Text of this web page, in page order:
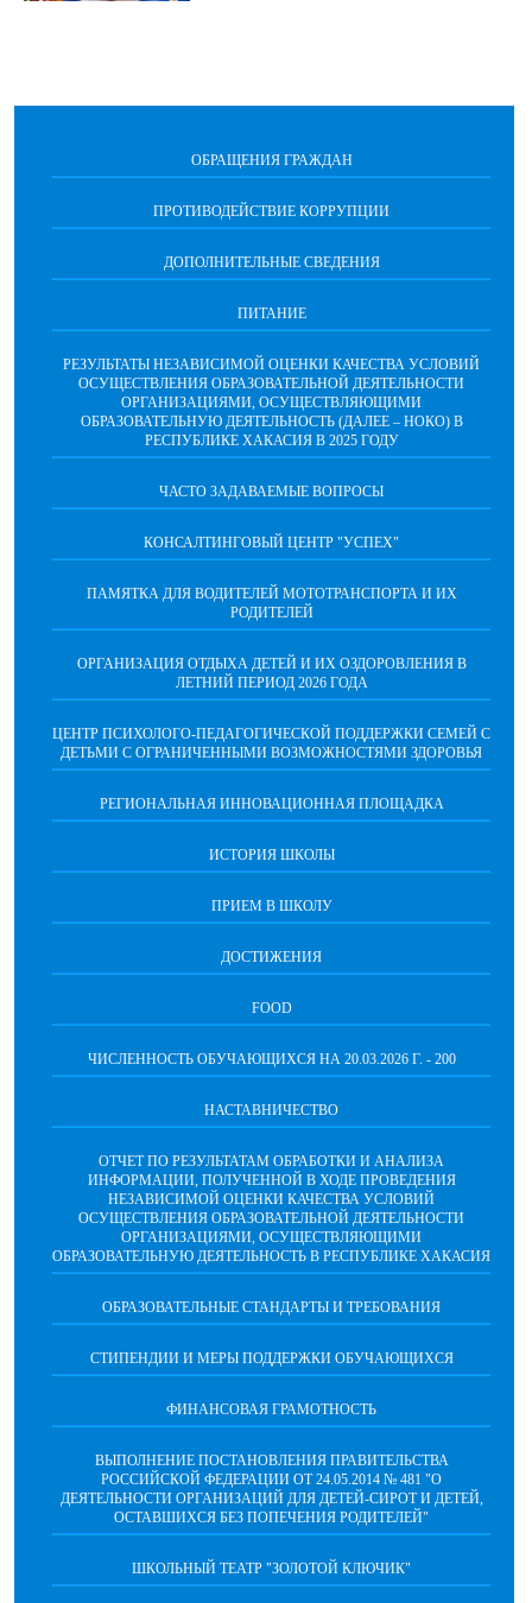
ОБРАЩЕНИЯ ГРАЖДАН
ПРОТИВОДЕЙСТВИЕ КОРРУПЦИИ
ДОПОЛНИТЕЛЬНЫЕ СВЕДЕНИЯ
ПИТАНИЕ
РЕЗУЛЬТАТЫ НЕЗАВИСИМОЙ ОЦЕНКИ КАЧЕСТВА УСЛОВИЙ
ОСУЩЕСТВЛЕНИЯ ОБРАЗОВАТЕЛЬНОЙ ДЕЯТЕЛЬНОСТИ
ОРГАНИЗАЦИЯМИ, ОСУЩЕСТВЛЯЮЩИМИ
ОБРАЗОВАТЕЛЬНУЮ ДЕЯТЕЛЬНОСТЬ (ДАЛЕЕ – НОКО) В
РЕСПУБЛИКЕ ХАКАСИЯ В 2025 ГОДУ
ЧАСТО ЗАДАВАЕМЫЕ ВОПРОСЫ
КОНСАЛТИНГОВЫЙ ЦЕНТР "УСПЕХ"
ПАМЯТКА ДЛЯ ВОДИТЕЛЕЙ МОТОТРАНСПОРТА И ИХ
РОДИТЕЛЕЙ
ОРГАНИЗАЦИЯ ОТДЫХА ДЕТЕЙ И ИХ ОЗДОРОВЛЕНИЯ В
ЛЕТНИЙ ПЕРИОД 2026 ГОДА
ЦЕНТР ПСИХОЛОГО-ПЕДАГОГИЧЕСКОЙ ПОДДЕРЖКИ СЕМЕЙ С
ДЕТЬМИ С ОГРАНИЧЕННЫМИ ВОЗМОЖНОСТЯМИ ЗДОРОВЬЯ
РЕГИОНАЛЬНАЯ ИННОВАЦИОННАЯ ПЛОЩАДКА
ИСТОРИЯ ШКОЛЫ
ПРИЕМ В ШКОЛУ
ДОСТИЖЕНИЯ
FOOD
ЧИСЛЕННОСТЬ ОБУЧАЮЩИХСЯ НА 20.03.2026 Г. - 200
НАСТАВНИЧЕСТВО
ОТЧЕТ ПО РЕЗУЛЬТАТАМ ОБРАБОТКИ И АНАЛИЗА
ИНФОРМАЦИИ, ПОЛУЧЕННОЙ В ХОДЕ ПРОВЕДЕНИЯ
НЕЗАВИСИМОЙ ОЦЕНКИ КАЧЕСТВА УСЛОВИЙ
ОСУЩЕСТВЛЕНИЯ ОБРАЗОВАТЕЛЬНОЙ ДЕЯТЕЛЬНОСТИ
ОРГАНИЗАЦИЯМИ, ОСУЩЕСТВЛЯЮЩИМИ
ОБРАЗОВАТЕЛЬНУЮ ДЕЯТЕЛЬНОСТЬ В РЕСПУБЛИКЕ ХАКАСИЯ
ОБРАЗОВАТЕЛЬНЫЕ СТАНДАРТЫ И ТРЕБОВАНИЯ
СТИПЕНДИИ И МЕРЫ ПОДДЕРЖКИ ОБУЧАЮЩИХСЯ
ФИНАНСОВАЯ ГРАМОТНОСТЬ
ВЫПОЛНЕНИЕ ПОСТАНОВЛЕНИЯ ПРАВИТЕЛЬСТВА
РОССИЙСКОЙ ФЕДЕРАЦИИ ОТ 24.05.2014 № 481 "О
ДЕЯТЕЛЬНОСТИ ОРГАНИЗАЦИЙ ДЛЯ ДЕТЕЙ-СИРОТ И ДЕТЕЙ,
ОСТАВШИХСЯ БЕЗ ПОПЕЧЕНИЯ РОДИТЕЛЕЙ"
ШКОЛЬНЫЙ ТЕАТР "ЗОЛОТОЙ КЛЮЧИК"